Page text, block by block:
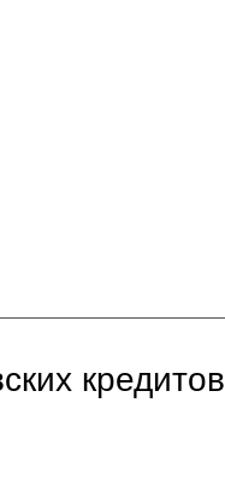
кредитов